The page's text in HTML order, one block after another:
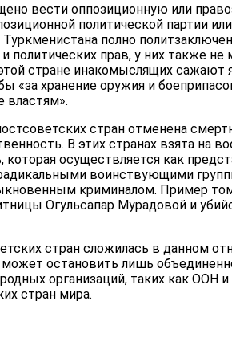
вести оппозиционную или
политической партии
полно
политических прав, у них также
стране инакомыслящих сажают
«за хранение оружия и
властям».
стран отменена
В этих странах взята на
осуществляется как
воинствующими
криминалом. Пример
Огульсапар Мурадовой и
стран сложилась в данном
остановить лишь
организаций, таких как ООН
стран мира.